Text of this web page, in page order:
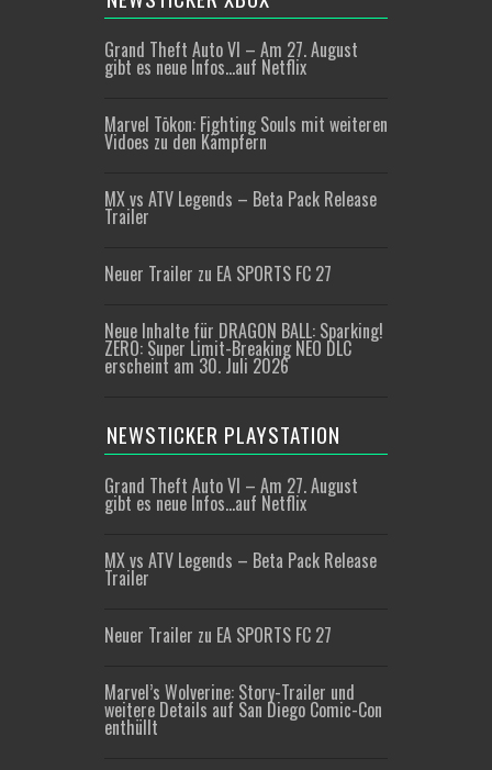
Grand Theft Auto VI – Am 27. August
gibt es neue Infos…auf Netflix
Marvel Tōkon: Fighting Souls mit weiteren
Vidoes zu den Kämpfern
MX vs ATV Legends – Beta Pack Release
Trailer
Neuer Trailer zu EA SPORTS FC 27
Neue Inhalte für DRAGON BALL: Sparking!
ZERO: Super Limit-Breaking NEO DLC
erscheint am 30. Juli 2026
NEWSTICKER PLAYSTATION
Grand Theft Auto VI – Am 27. August
gibt es neue Infos…auf Netflix
MX vs ATV Legends – Beta Pack Release
Trailer
Neuer Trailer zu EA SPORTS FC 27
Marvel’s Wolverine: Story-Trailer und
weitere Details auf San Diego Comic-Con
enthüllt